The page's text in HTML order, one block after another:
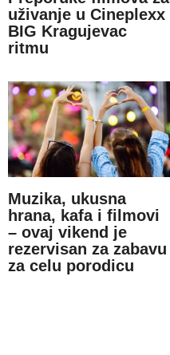
uživanje u Cineplexx
BIG Kragujevac
ritmu
Muzika, ukusna
hrana, kafa i filmovi
– ovaj vikend je
rezervisan za zabavu
za celu porodicu